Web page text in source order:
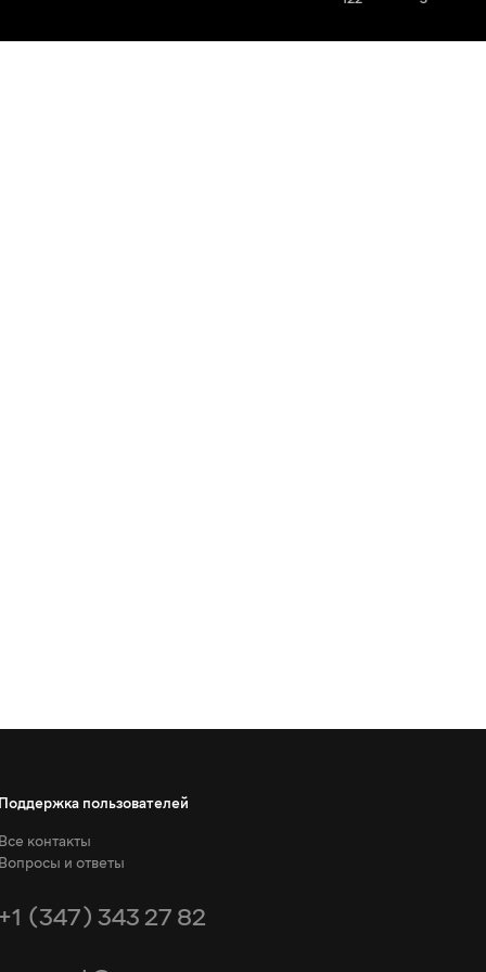
Поддержка пользователей
Все контакты
Вопросы и ответы
+1 (347) 343 27 82